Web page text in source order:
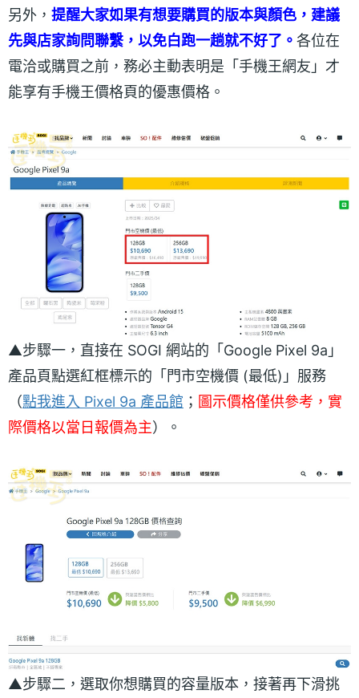
另外， 提醒大家如果有想要購買的版本與顏色，建議
先與店家詢問聯繫，以免白跑一趟就不好了。 各位在
電洽或購買之前，務必主動表明是「手機王網友」才
能享有手機王價格頁的優惠價格。
▲步驟一，直接在 SOGI 網站的「Google Pixel 9a」
產品頁點選紅框標示的「門市空機價 (最低)」服務
（點我進入 Pixel 9a 產品館 ； 圖示價格僅供參考，實
際價格以當日報價為主）。
▲步驟二，選取你想購買的容量版本，接著再下滑挑